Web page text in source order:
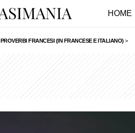
HOME
PROVERBI FRANCESI (IN FRANCESE E ITALIANO) >